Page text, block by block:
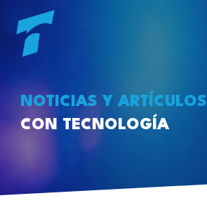
NOTICIAS Y ARTÍCULOS
CON TECNOLOGÍA